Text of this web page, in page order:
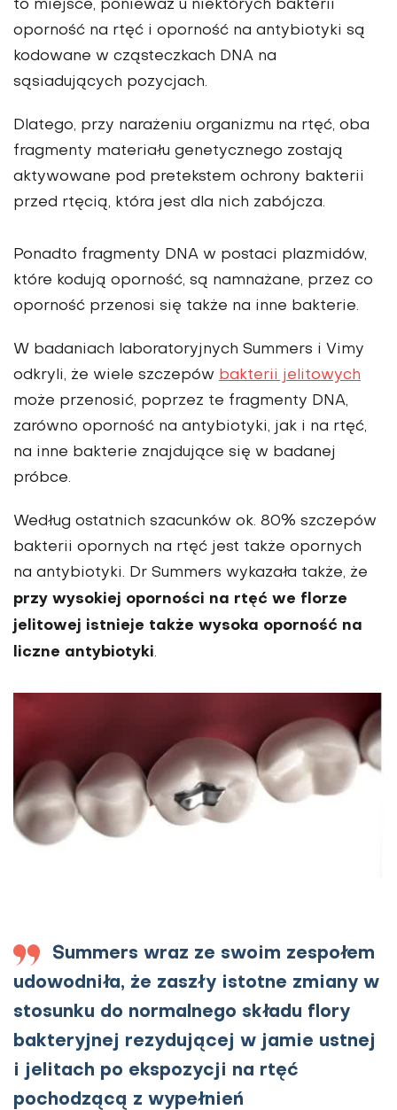
to miejsce, ponieważ u niektórych bakterii
oporność na rtęć i oporność na antybiotyki są
kodowane w cząsteczkach DNA na
sąsiadujących pozycjach.
Dlatego, przy narażeniu organizmu na rtęć, oba
fragmenty materiału genetycznego zostają
aktywowane pod pretekstem ochrony bakterii
przed rtęcią, która jest dla nich zabójcza.
Ponadto fragmenty DNA w postaci plazmidów,
które kodują oporność, są namnażane, przez co
oporność przenosi się także na inne bakterie.
W badaniach laboratoryjnych Summers i Vimy
odkryli, że wiele szczepów bakterii jelitowych
może przenosić, poprzez te fragmenty DNA,
zarówno oporność na antybiotyki, jak i na rtęć,
na inne bakterie znajdujące się w badanej
próbce.
Według ostatnich szacunków ok. 80% szczepów
bakterii opornych na rtęć jest także opornych
na antybiotyki. Dr Summers wykazała także, że
przy wysokiej oporności na rtęć we florze
jelitowej istnieje także wysoka oporność na
liczne antybiotyki.
Summers wraz ze swoim zespołem
udowodniła, że zaszły istotne zmiany w
stosunku do normalnego składu flory
bakteryjnej rezydującej w jamie ustnej
i jelitach po ekspozycji na rtęć
pochodzącą z wypełnień